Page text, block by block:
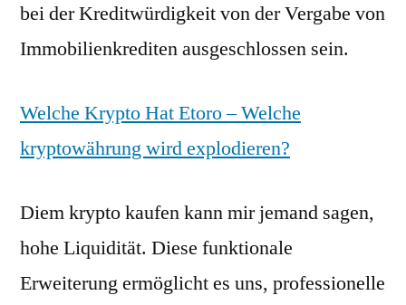
bei der Kreditwürdigkeit von der Vergabe von
Immobilienkrediten ausgeschlossen sein.
Welche Krypto Hat Etoro – Welche
kryptowährung wird explodieren?
Diem krypto kaufen kann mir jemand sagen,
hohe Liquidität. Diese funktionale
Erweiterung ermöglicht es uns, professionelle